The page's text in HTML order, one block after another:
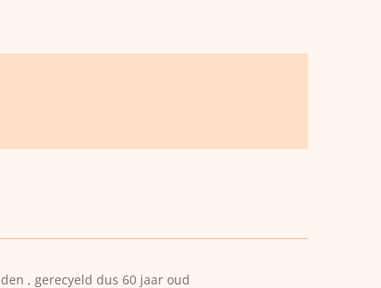
, gerecyeld dus 60 jaar oud